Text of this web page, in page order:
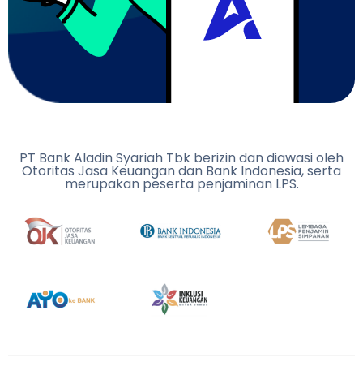
PT Bank Aladin Syariah Tbk berizin dan diawasi oleh
Otoritas Jasa Keuangan dan Bank Indonesia, serta
merupakan peserta penjaminan LPS.